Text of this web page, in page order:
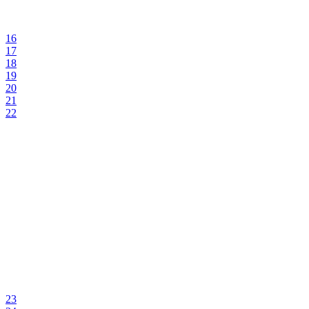
16
17
18
19
20
21
22
23